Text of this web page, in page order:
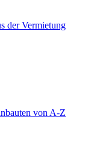
der Vermietung
von A-Z